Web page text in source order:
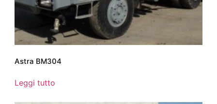
Astra BM304
Leggi tutto